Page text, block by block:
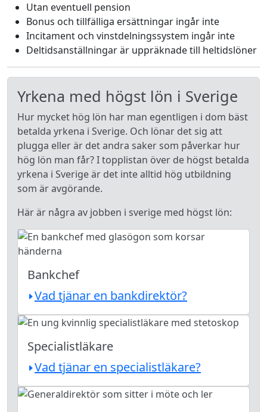
Utan eventuell pension
Bonus och tillfälliga ersättningar ingår inte
Incitament och vinstdelningssystem ingår inte
Deltidsanställningar är uppräknade till heltidslöner
Yrkena med högst lön i Sverige
Hur mycket hög lön har man egentligen i dom bäst
betalda yrkena i Sverige. Och lönar det sig att
plugga eller är det andra saker som påverkar hur
hög lön man får? I topplistan över de högst betalda
yrkena i Sverige är det inte alltid hög utbildning
som är avgörande.
Här är några av jobben i sverige med högst lön:
Bankchef
Vad tjänar en bankdirektör?
Specialistläkare
Vad tjänar en specialistläkare?